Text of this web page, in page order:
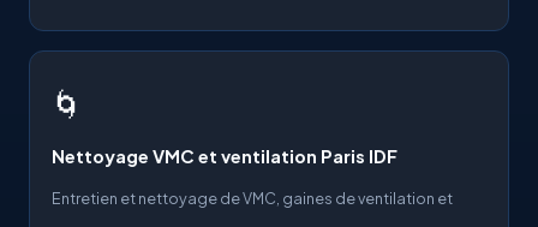
🌀
Nettoyage VMC et ventilation Paris IDF
Entretien et nettoyage de VMC, gaines de ventilation et